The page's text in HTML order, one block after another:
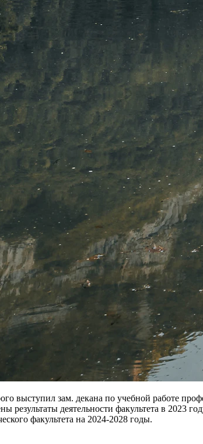
выступил зам. декана по учебной работе
деятельности факультета в 2023
факультета на 2024-2028 годы.